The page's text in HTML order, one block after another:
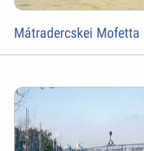
Mátradercskei Mofetta